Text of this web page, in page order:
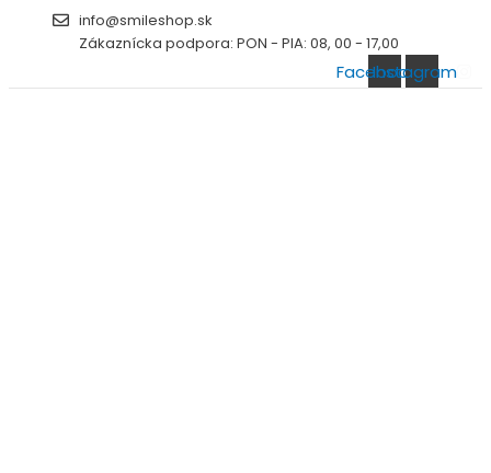
Preskočiť info@smileshop.sk
Zákaznícka podpora: PON - PIA: 08, 00 - 17,00
Facebook
Instagram